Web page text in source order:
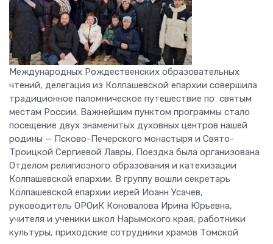
Международных Рождественских образовательных
чтений, делегация из Колпашевской епархии совершила
традиционное паломническое путешествие по святым
местам России. Важнейшим пунктом программы стало
посещение двух знаменитых духовных центров нашей
родины — Псково-Печерского монастыря и Свято-
Троицкой Сергиевой Лавры. Поездка была организована
Отделом религиозного образования и катехизации
Колпашевской епархии. В группу вошли секретарь
Колпашевской епархии иерей Иоанн Усачев,
руководитель ОРОиК Коновалова Ирина Юрьевна,
учителя и ученики школ Нарымского края, работники
культуры, приходские сотрудники храмов Томской